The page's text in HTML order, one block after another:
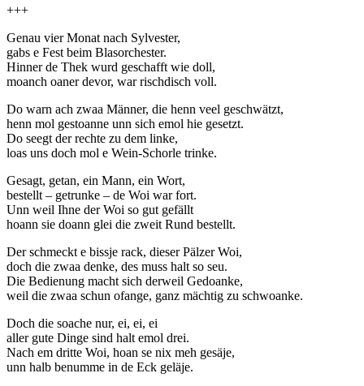
+++
Genau vier Monat nach Sylvester,
gabs e Fest beim Blasorchester.
Hinner de Thek wurd geschafft wie doll,
moanch oaner devor, war rischdisch voll.
Do warn ach zwaa Männer, die henn veel geschwätzt,
henn mol gestoanne unn sich emol hie gesetzt.
Do seegt der rechte zu dem linke,
loas uns doch mol e Wein-Schorle trinke.
Gesagt, getan, ein Mann, ein Wort,
bestellt – getrunke – de Woi war fort.
Unn weil Ihne der Woi so gut gefällt
hoann sie doann glei die zweit Rund bestellt.
Der schmeckt e bissje rack, dieser Pälzer Woi,
doch die zwaa denke, des muss halt so seu.
Die Bedienung macht sich derweil Gedoanke,
weil die zwaa schun ofange, ganz mächtig zu schwoanke.
Doch die soache nur, ei, ei, ei
aller gute Dinge sind halt emol drei.
Nach em dritte Woi, hoan se nix meh gesäje,
unn halb benumme in de Eck geläje.